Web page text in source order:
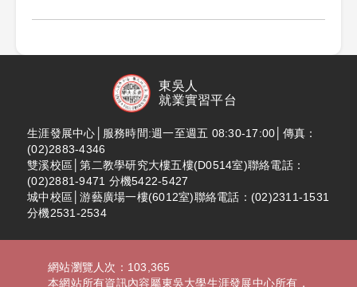
東吳人
就業實習平台
生涯發展中心│服務時間:週一至週五 08:30-17:00│傳真：
(02)2883-4346
雙溪校區│第二教學研究大樓五樓(D0514室)聯絡電話：
(02)2881-9471 分機5422-5427
城中校區│游藝廣場一樓(6012室)聯絡電話：(02)2311-1531
分機2531-2534
網站瀏覽人次：103,365
本網站所有資訊內容屬東吳大學生涯發展中心所有，